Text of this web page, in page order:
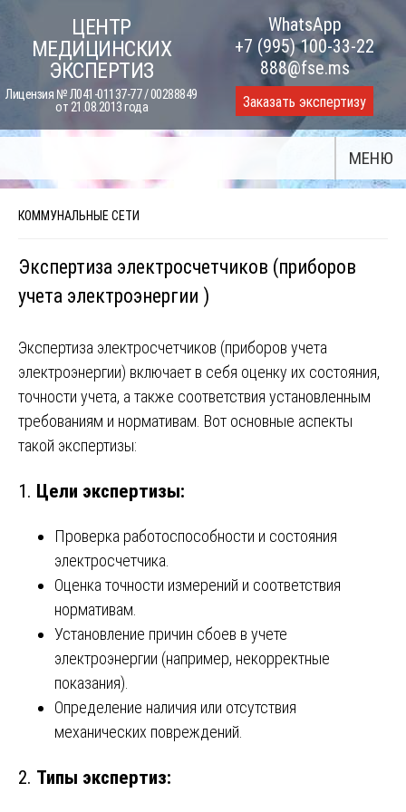
content
ЦЕНТР
МЕДИЦИНСКИХ
ЭКСПЕРТИЗ
Лицензия № Л041-01137-77 / 00288849
от 21.08.2013 года
WhatsApp
+7 (995) 100-33-22
888@fse.ms
Заказать экспертизу
МЕНЮ
КОММУНАЛЬНЫЕ СЕТИ
Экспертиза электросчетчиков (приборов
учета электроэнергии )
Экспертиза электросчетчиков (приборов учета
электроэнергии) включает в себя оценку их состояния,
точности учета, а также соответствия установленным
требованиям и нормативам. Вот основные аспекты
такой экспертизы:
1. Цели экспертизы:
Проверка работоспособности и состояния
электросчетчика.
Оценка точности измерений и соответствия
нормативам.
Установление причин сбоев в учете
электроэнергии (например, некорректные
показания).
Определение наличия или отсутствия
механических повреждений.
2. Типы экспертиз: